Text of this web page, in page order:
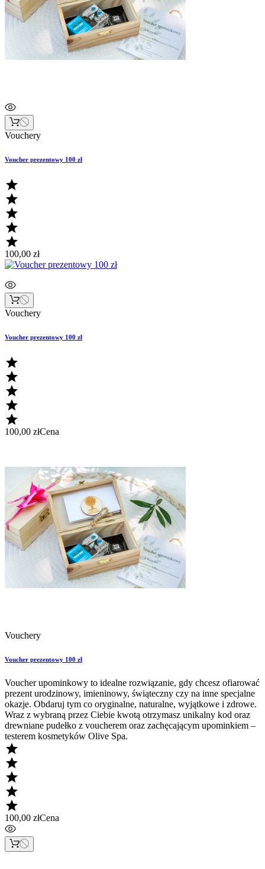
Vouchery
Voucher prezentowy 100 zł





100,00 zł
Vouchery
Voucher prezentowy 100 zł





100,00 złCena
Vouchery
Voucher prezentowy 100 zł
Voucher upominkowy to idealne rozwiązanie, gdy chcesz ofiarować
prezent urodzinowy, imieninowy, świąteczny czy na inne specjalne
okazje. Obdaruj tym co oryginalne, naturalne, wyjątkowe i zdrowe.
Wraz z wybraną przez Ciebie kwotą otrzymasz unikalny kod oraz
drewniane pudełko z voucherem oraz zachęcającym upominkiem –
testerem kosmetyków Olive Spa.





100,00 złCena